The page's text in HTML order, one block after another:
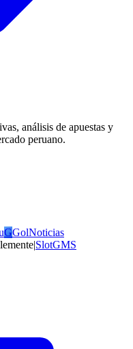
análisis de apuestas y
peruano.
GGolNoticias
|SlotGMS